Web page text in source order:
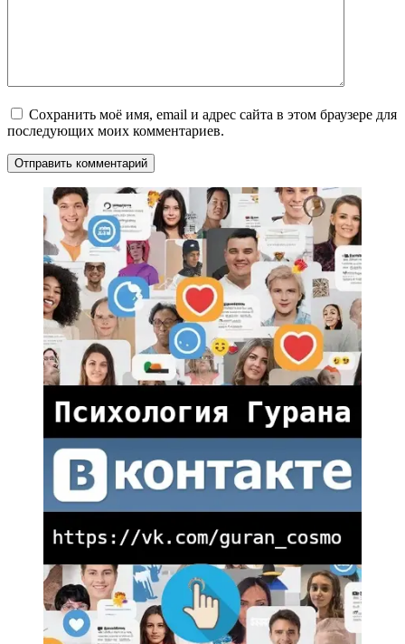
Сохранить моё имя, email и адрес сайта в этом браузере для
последующих моих комментариев.